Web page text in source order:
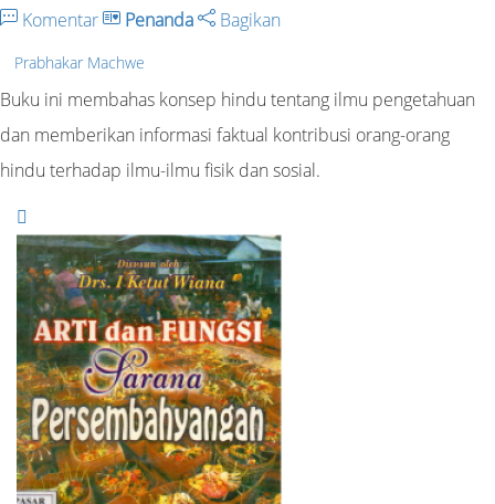
Komentar Penanda Bagikan
Prabhakar Machwe
Buku ini membahas konsep hindu tentang ilmu pengetahuan
dan memberikan informasi faktual kontribusi orang-orang
hindu terhadap ilmu-ilmu fisik dan sosial.